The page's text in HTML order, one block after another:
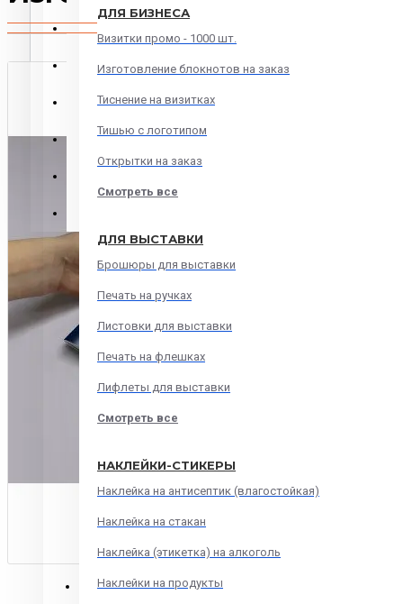
МЯГКИЙ ПЕРЕПЛЕТ
ПЕЧАТИ и ШТАМПЫ
Печать онлайн
Печать на сувенирах
ДЛЯ БИЗНЕСА
Визитки промо - 1000 шт.
Изготовление блокнотов на заказ
Тиснение на визитках
Тишью с логотипом
Открытки на заказ
Смотреть все
ДЛЯ ВЫСТАВКИ
Брошюры для выставки
Печать на ручках
Листовки для выставки
Печать на флешках
Лифлеты для выставки
Смотреть все
НАКЛЕЙКИ-СТИКЕРЫ
Наклейка на антисептик (влагостойкая)
Наклейка на стакан
Наклейка (этикетка) на алкоголь
Наклейки на продукты
ОПИСАНИЕ ОСТАВИТЬ ОТЗЫВ